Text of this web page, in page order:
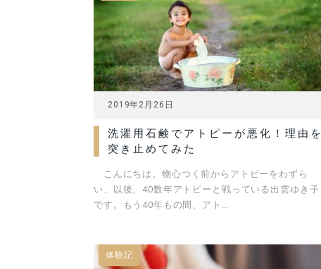
2019年2月26日
洗濯用石鹸でアトピーが悪化！理由を
突き止めてみた
こんにちは。物心つく前からアトピーをわずら
い、以後、40数年アトピーと戦っている出雲ゆき子
です。もう40年もの間、アト…
体験記